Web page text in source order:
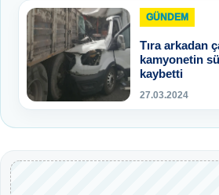
GÜNDEM
Tıra arkadan
kamyonetin
kaybetti
27.03.2024